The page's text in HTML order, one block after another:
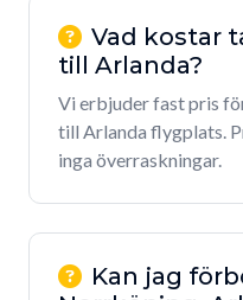
Vad kostar
till Arlanda?
Vi erbjuder fast pris
till Arlanda flygplats.
inga överraskningar.
Kan jag